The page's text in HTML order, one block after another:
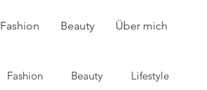
Fashion Beauty Über mich
Fashion Beauty Lifestyle